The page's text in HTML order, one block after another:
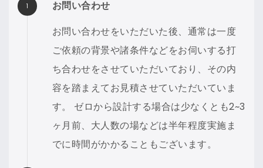
お問い合わせ
お問い合わせをいただいた後、通常は一度
ご依頼の背景や諸条件などをお伺いする打
ち合わせをさせていただいており、その内
容を踏まえてお見積させていただいていま
す。 ゼロから設計する場合は少なくとも2~3
ヶ月前、大人数の場などは半年程度実施ま
でに時間がかかることもございます。